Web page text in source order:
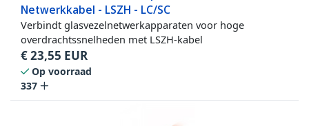
Netwerkkabel - LSZH - LC/SC
Verbindt glasvezelnetwerkapparaten voor hoge
overdrachtssnelheden met LSZH-kabel
€23,55 EUR
Op voorraad
337